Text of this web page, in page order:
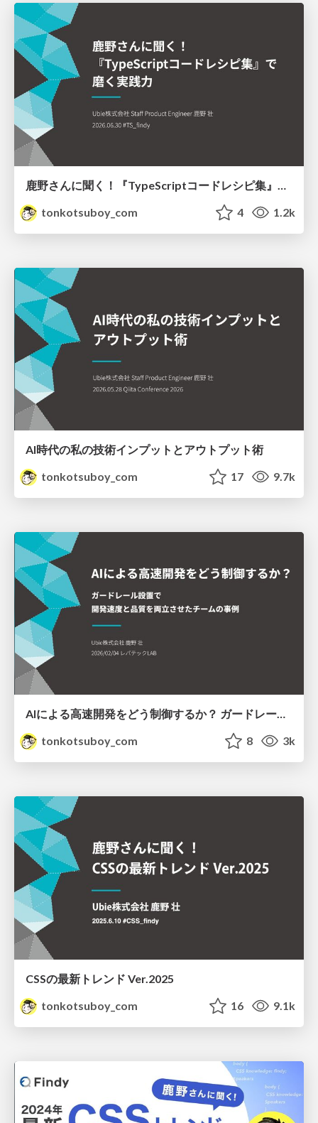
tonkotsuboy_com
4 1.2k
AI時代の私の技術インプットとアウトプット術
tonkotsuboy_com
17 9.7k
AIによる高速開発をどう制御するか？ ガードレール設置で開発速度と品質を両立させたチームの事例
tonkotsuboy_com
8 3k
CSSの最新トレンド Ver.2025
tonkotsuboy_com
16 9.1k